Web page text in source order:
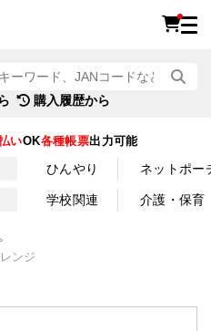
購入履歴から
いOK各種帳票出力可能
ひんやり ネットポー
学校関連 介護・保育
ンジ